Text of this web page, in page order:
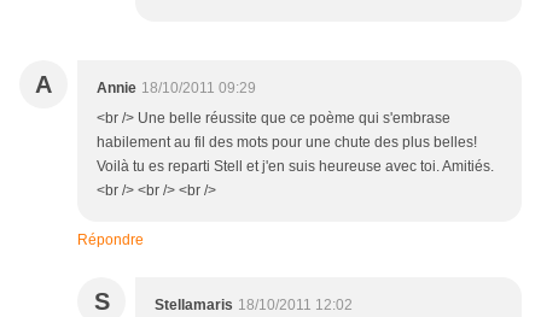
A Annie 18/10/2011 09:29
<br /> Une belle réussite que ce poème qui s'embrase
habilement au fil des mots pour une chute des plus belles!
Voilà tu es reparti Stell et j'en suis heureuse avec toi. Amitiés.
<br /> <br /> <br />
Répondre
S Stellamaris 18/10/2011 12:02